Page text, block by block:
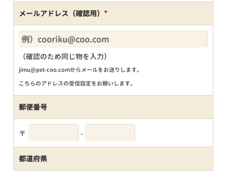
メールアドレス（確認用） *
（確認のため同じ物を入力）
jimu@pet-coo.comからメールをお送りします。
こちらのアドレスの受信設定をお願いします。
郵便番号
〒 -
都道府県